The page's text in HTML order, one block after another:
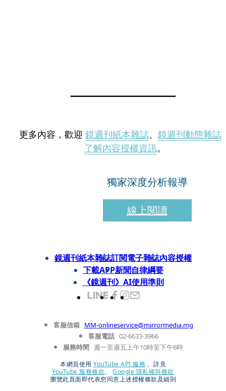
更多內容，歡迎 鏡週刊紙本雜誌、 鏡週刊動態雜誌
了解內容授權資訊。
獨家深度分析報導
線上閱讀
鏡週刊紙本雜誌訂閱電子雜誌內容授權
下載APP新聞自律綱要
《鏡週刊》AI使用準則
客服信箱 MM-onlineservice@mirrormedia.mg
客服電話 02-6633-3966
服務時間 週一至週五上午10時至下午6時
本網頁使用 YouTube API 服務 ， 詳見
YouTube 服務條款、
Google 隱私權與條款
瀏覽此頁面即代表您同意上述授權條款及細則